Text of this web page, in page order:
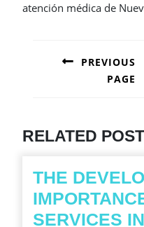
atención médica de
NAVIGATION
PREVIOUS
PAGE
RELATED POST
THE
SERVICES